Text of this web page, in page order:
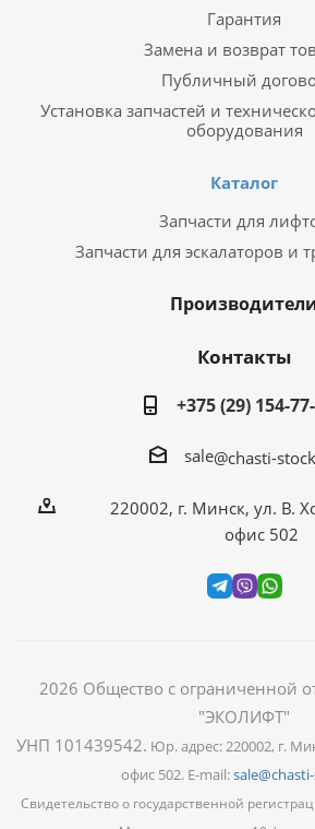
Гарантия
Замена и возврат
Публичный
Установка запчастей и
оборудования
Каталог
Запчасти для
Запчасти для эскалаторов и
Контакты
+375 (29) 154-
sale@chasti-
220002, г. Минск, ул. В.
офис 502
2026 Общество с ограниченной
"ЭКОЛИФТ"
УНП 101439542. Юр. адрес: 220002, г.
офис 502. E-mail:
Свидетельство о государственной